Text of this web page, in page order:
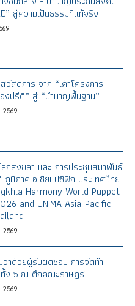
สู่ความเป็นธรรมที่แท้จริง
วัสดิการ จาก “เค้าโครงการ
งปรีดี” สู่ “บำนาญพื้นฐาน”
2569
ลกสงขลา และ การประชุมสมาพันธ์
ภูมิภาคเอเชียแปซิฟิก ประเทศไทย
Harmony World Puppet
and UNIMA Asia-Pacific
2569
ว่าด้วยผู้รับผิดชอบ การจัดทำ
ง ๖ ณ ตึกคณะราษฎร์
2569